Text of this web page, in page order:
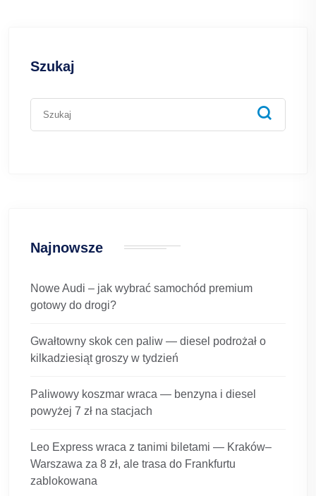
Szukaj
Najnowsze
Nowe Audi – jak wybrać samochód premium
gotowy do drogi?
Gwałtowny skok cen paliw — diesel podrożał o
kilkadziesiąt groszy w tydzień
Paliwowy koszmar wraca — benzyna i diesel
powyżej 7 zł na stacjach
Leo Express wraca z tanimi biletami — Kraków–
Warszawa za 8 zł, ale trasa do Frankfurtu
zablokowana